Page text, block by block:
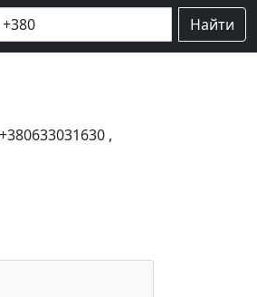
Найти
+380633031630 ,